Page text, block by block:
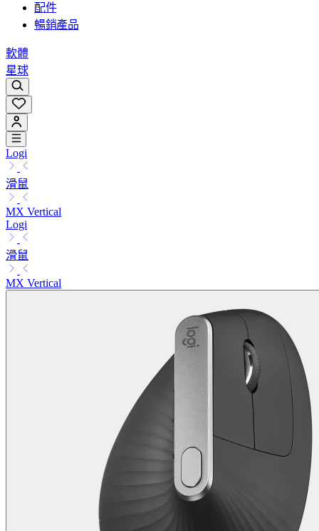
配件
暢銷產品
軟體
星球
Logi
滑鼠
MX Vertical
Logi
滑鼠
MX Vertical